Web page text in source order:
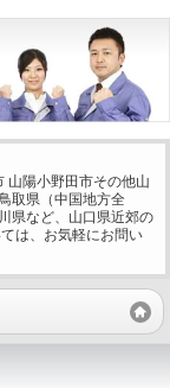
山陽小野田市その他山
取県（中国地方全
県など、山口県近郊の
は、お気軽にお問い